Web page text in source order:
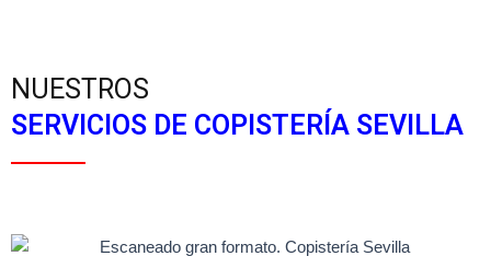
NUESTROS
SERVICIOS DE COPISTERÍA SEVILLA